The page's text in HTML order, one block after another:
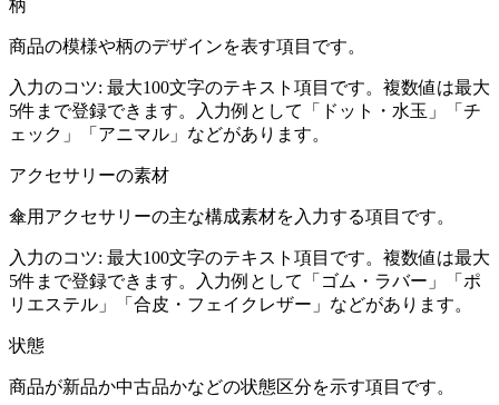
柄
商品の模様や柄のデザインを表す項目です。
入力のコツ: 最大100文字のテキスト項目です。複数値は最大
5件まで登録できます。入力例として「ドット・水玉」「チ
ェック」「アニマル」などがあります。
アクセサリーの素材
傘用アクセサリーの主な構成素材を入力する項目です。
入力のコツ: 最大100文字のテキスト項目です。複数値は最大
5件まで登録できます。入力例として「ゴム・ラバー」「ポ
リエステル」「合皮・フェイクレザー」などがあります。
状態
商品が新品か中古品かなどの状態区分を示す項目です。